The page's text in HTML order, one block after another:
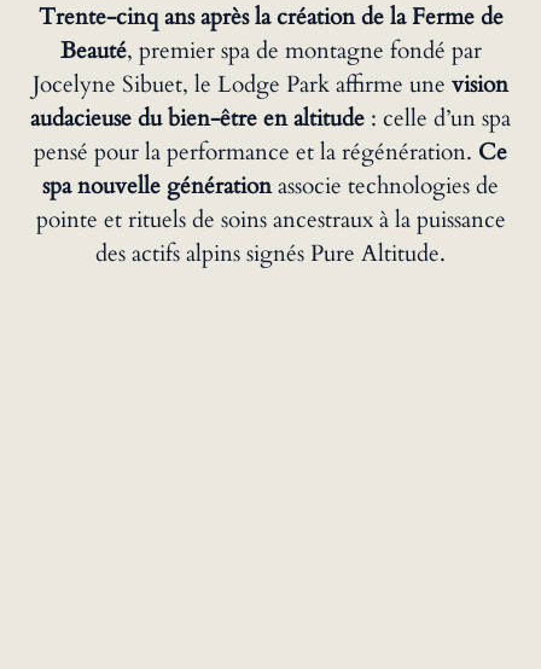
Trente-cinq ans après la création de la Ferme de
Beauté, premier spa de montagne fondé par
Jocelyne Sibuet, le Lodge Park affirme une vision
audacieuse du bien-être en altitude : celle d’un spa
pensé pour la performance et la régénération. Ce
spa nouvelle générationassocie technologies de
pointe et rituels de soins ancestraux à la puissance
des actifs alpins signés Pure Altitude.